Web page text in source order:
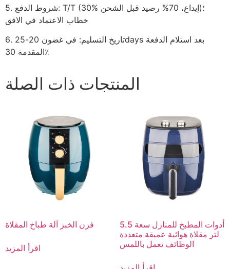
5. شروط الدفع: T/T (30% إيداع، 70% رصيد قبل الشحن)؛
6. تاريخ التسليم: في غضون 20-25days بعد استلام الدفعة
المقدمة 30٪
المنتجات ذات الصلة
فرن الخبز آلة طباخ المقلاة
اقرأ المزيد
أدوات المطبخ للمنازل سعة 5.5
لتر مقلاة هوائية عميقة متعددة